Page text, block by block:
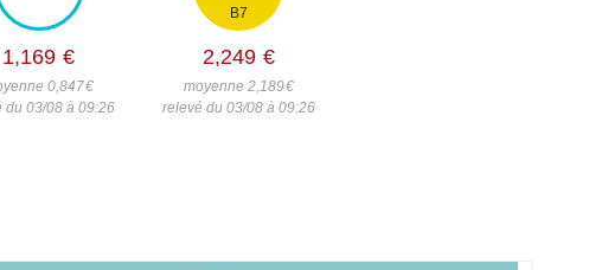
1,169 €
0,847€
du 03/08 à 09:26
B7
2,249 €
moyenne 2,189€
relevé du 03/08 à 09:26